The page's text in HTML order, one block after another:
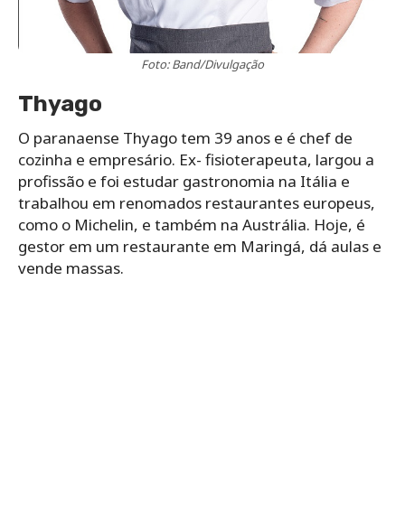
Foto: Band/Divulgação
Thyago
O paranaense Thyago tem 39 anos e é chef de
cozinha e empresário. Ex- fisioterapeuta, largou a
profissão e foi estudar gastronomia na Itália e
trabalhou em renomados restaurantes europeus,
como o Michelin, e também na Austrália. Hoje, é
gestor em um restaurante em Maringá, dá aulas e
vende massas.